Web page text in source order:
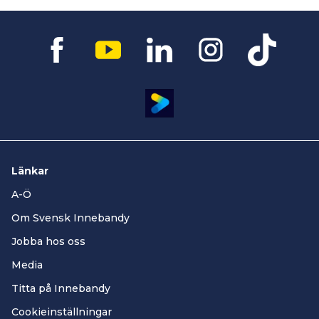
denna tabell inte går att skilja två
mellan dem.
Länkar
A-Ö
Om Svensk Innebandy
Jobba hos oss
Media
Titta på Innebandy
Cookieinställningar